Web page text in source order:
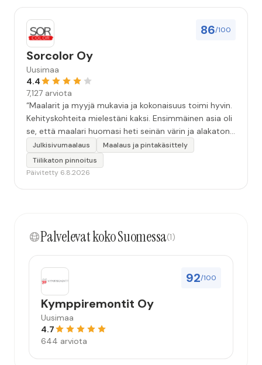
86/100
Sorcolor Oy
Uusimaa
4.4
7,127 arviota
“Maalarit ja myyjä mukavia ja kokonaisuus toimi hyvin.
Kehityskohteita mielestäni kaksi. Ensimmäinen asia oli
se, että maalari huomasi heti seinän värin ja alakaton
värin erot mitä en huomannut. Hyvä toki että siinä
kohtaa huomattu mutta toki optimaalisessa
tilanteessa myyjä olisi jo kiinnittänyt tähän huomiota.
mahdollisuus että palveluita käytän”
Julkisivumaalaus
Maalaus ja pintakäsittely
Tiilikaton pinnoitus
Päivitetty 6.8.2026
Palvelevat koko Suomessa(1)
92/100
Kymppiremontit Oy
Uusimaa
4.7
644 arviota